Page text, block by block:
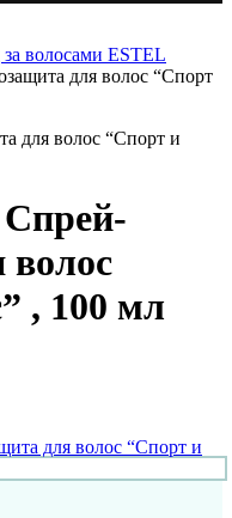
за волосами ESTEL
для волос “Спорт
для волос “Спорт и
волос
, 100 мл